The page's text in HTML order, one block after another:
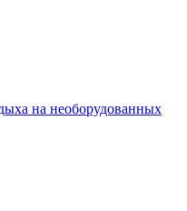
на необорудованных